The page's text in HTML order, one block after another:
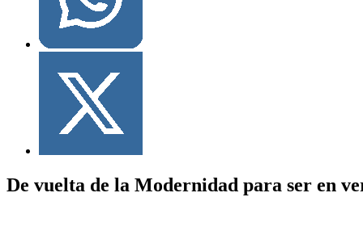
De vuelta de la Modernidad para ser en